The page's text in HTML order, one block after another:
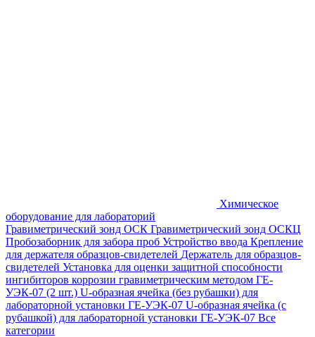
Химическое
оборудование для лабораторий
Гравиметрический зонд ОСК Гравиметрический зонд ОСКЦ
Пробозаборник для забора проб Устройство ввода Крепление
для держателя образцов-свидетелей Держатель для образцов-
свидетелей Установка для оценки защитной способности
ингибиторов коррозии гравиметрическим методом ГЕ-
УЭК-07 (2 шт.) U-образная ячейка (без рубашки) для
лабораторной установки ГЕ-УЭК-07 U-образная ячейка (с
рубашкой) для лабораторной установки ГЕ-УЭК-07 Все
категории